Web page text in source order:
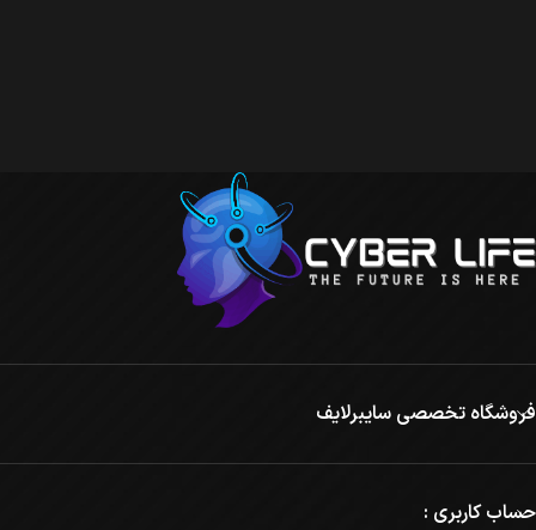
فروشگاه تخصصی سایبرلایف
حساب کاربری :